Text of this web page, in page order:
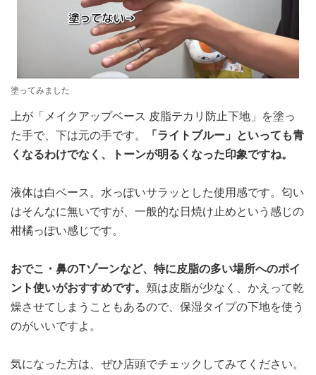
塗ってみました
上が「メイクアップベース 皮脂テカリ防止下地」を塗っ
た手で、下は元の手です。
「ライトブルー」といっても青
くなるわけでなく、トーンが明るくなった印象ですね。
液体は白ベース。水っぽいサラッとした使用感です。匂い
はそんなに無いですが、一般的な日焼け止めという感じの
柑橘っぽい感じです。
おでこ・鼻のTゾーンなど、特に皮脂の多い場所へのポイ
ント使いがおすすめです。 頬は皮脂が少なく、かえって乾
燥させてしまうこともあるので、保湿タイプの下地を使う
のがいいですよ。
気になった方は、ぜひ店頭でチェックしてみてください。